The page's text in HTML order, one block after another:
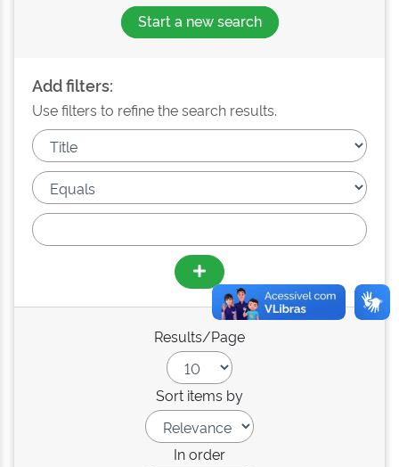
Start a new search
Add filters:
Use filters to refine the search results.
Results/Page
Sort items by
In order